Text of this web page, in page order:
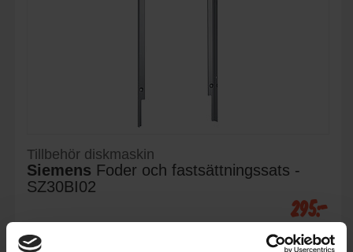
Tillbehör diskmaskin
Siemens Foder och fastsättningssats -
SZ30BI02
295:-